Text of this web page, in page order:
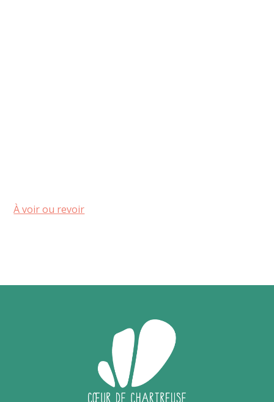
À voir ou revoir